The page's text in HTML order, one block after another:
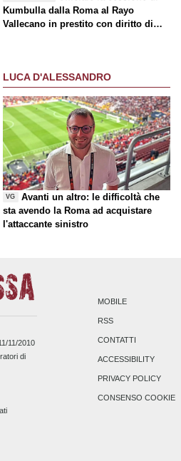
Kumbulla dalla Roma al Rayo
Vallecano in prestito con diritto di
LUCA D'ALESSANDRO
VG
Avanti un altro: le difficoltà che
sta avendo la Roma ad acquistare
l'attaccante sinistro
11/2010
di
MOBILE
RSS
CONTATTI
ACCESSIBILITY
PRIVACY POLICY
CONSENSO COOKIE